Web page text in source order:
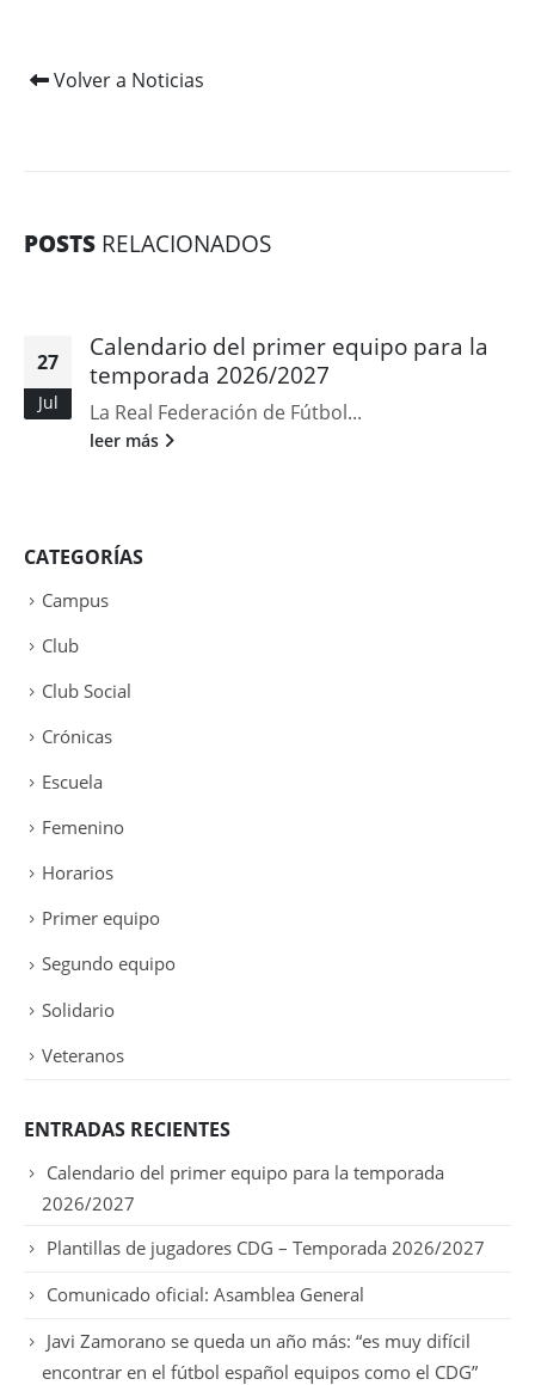
Volver a Noticias
POSTS RELACIONADOS
27
Jul
Calendario del primer equipo para la
temporada 2026/2027
La Real Federación de Fútbol...
leer más
CATEGORÍAS
Campus
Club
Club Social
Crónicas
Escuela
Femenino
Horarios
Primer equipo
Segundo equipo
Solidario
Veteranos
ENTRADAS RECIENTES
Calendario del primer equipo para la temporada
2026/2027
Plantillas de jugadores CDG – Temporada 2026/2027
Comunicado oficial: Asamblea General
Javi Zamorano se queda un año más: “es muy difícil
encontrar en el fútbol español equipos como el CDG”